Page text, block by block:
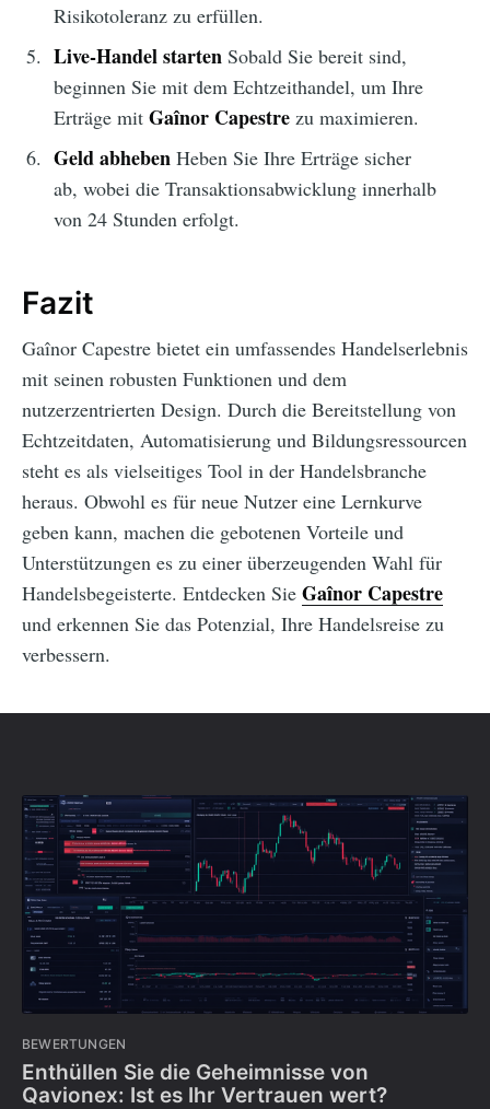
Risikotoleranz zu erfüllen.
Live-Handel startenSobald Sie bereit sind,
beginnen Sie mit dem Echtzeithandel, um Ihre
Erträge mit Gaînor Capestrezu maximieren.
Geld abhebenHeben Sie Ihre Erträge sicher
ab, wobei die Transaktionsabwicklung innerhalb
von 24 Stunden erfolgt.
Fazit
Gaînor Capestre bietet ein umfassendes Handelserlebnis
mit seinen robusten Funktionen und dem
nutzerzentrierten Design. Durch die Bereitstellung von
Echtzeitdaten, Automatisierung und Bildungsressourcen
steht es als vielseitiges Tool in der Handelsbranche
heraus. Obwohl es für neue Nutzer eine Lernkurve
geben kann, machen die gebotenen Vorteile und
Unterstützungen es zu einer überzeugenden Wahl für
Handelsbegeisterte. Entdecken Sie Gaînor Capestre
und erkennen Sie das Potenzial, Ihre Handelsreise zu
verbessern.
BEWERTUNGEN
Enthüllen Sie die Geheimnisse von
Qavionex: Ist es Ihr Vertrauen wert?